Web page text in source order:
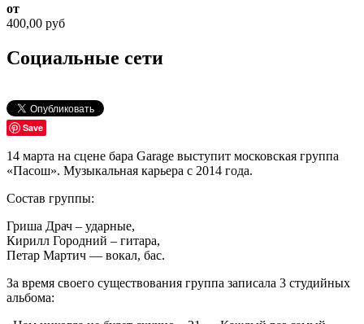
от
400,00 руб
Социальные сети
Save
14 марта на сцене бара Garage выступит московская группа
«Пасош». Музыкальная карьера с 2014 года.
Состав группы:
Гриша Драч – ударные,
Кирилл Городний – гитара,
Петар Мартич — вокал, бас.
За время своего существования группа записала 3 студийных
альбома: